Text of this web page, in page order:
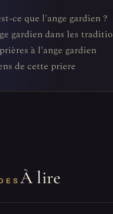
ce que l'ange gardien ?
gardien dans les
à l'ange gardien
de cette priere
À lire